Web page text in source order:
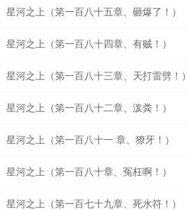
星河之上（第一百八十五章、砸爆了！）
星河之上（第一百八十四章、有贼！）
星河之上（第一百八十三章、天打雷劈！）
星河之上（第一百八十二章、泼粪！）
星河之上（第一百八十一 章、獠牙！）
星河之上（第一百八十章、冤枉啊！）
星河之上（第一百七十九章、死水符！）